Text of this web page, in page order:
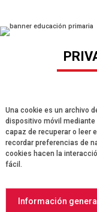
Una cookie es un archivo
dispositivo móvil mediante
capaz de recuperar o leer
recordar preferencias de
cookies hacen la
fácil.
Información general